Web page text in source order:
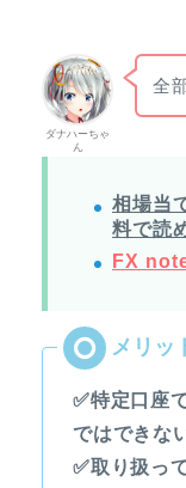
ダナハーちゃ
ん
全
相場当
料で読
FX
✅特定口座
ではできな
✅取り扱っ